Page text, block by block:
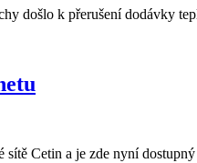
došlo k přerušení dodávky
Cetin a je zde nyní